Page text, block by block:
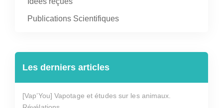
Publications Scientifiques
Les derniers articles
[Vap’You] Vapotage et études sur les animaux.